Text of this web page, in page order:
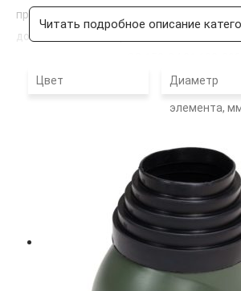
прокладки кабельных линий через
дополнительной герметизацией ввода
Читать подробное описание
Цвет Диаметр
элемента,